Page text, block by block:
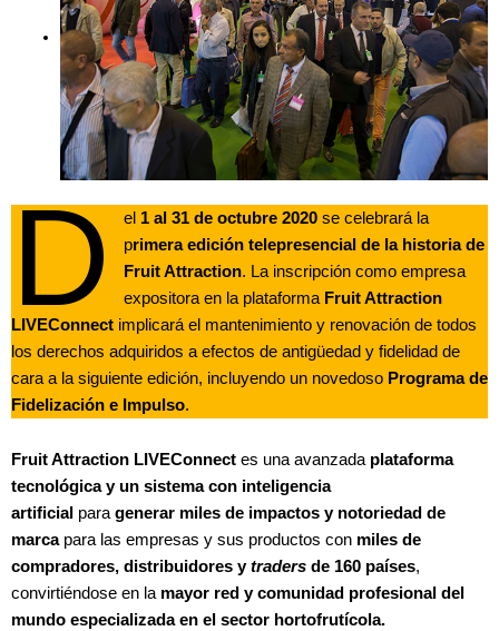
D el 1 al 31 de octubre 2020 se celebrará la
primera edición telepresencial de la historia de
Fruit Attraction. La inscripción como empresa
expositora en la plataforma Fruit Attraction
LIVEConnect implicará el mantenimiento y renovación de todos
los derechos adquiridos a efectos de antigüedad y fidelidad de
cara a la siguiente edición, incluyendo un novedoso Programa de
Fidelización e Impulso.
Fruit Attraction LIVEConnect es una avanzada plataforma
tecnológica y un sistema con inteligencia
artificial paragenerar miles de impactos y notoriedad de
marcapara las empresas y sus productos con miles de
compradores, distribuidores ytraders de 160 países,
convirtiéndose en la mayor red y comunidad profesional del
mundo especializada en el sector hortofrutícola.